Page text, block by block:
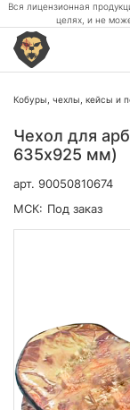
Вся лицензионная
целях, и не
Кобуры, чехлы, кейсы и
Чехол для
635x925 мм)
арт. 90050810674
МСК: Под заказ